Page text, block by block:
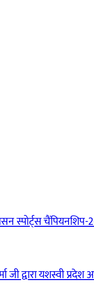
स्पोर्ट्स चैंपियनशिप-
द्वारा यशस्वी